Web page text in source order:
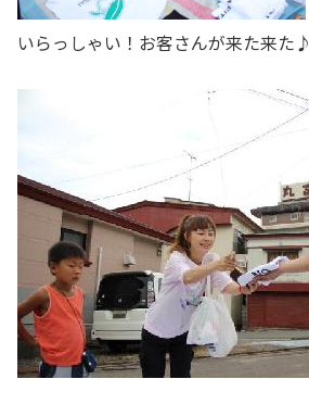
いらっしゃい！お客さんが来た来た♪